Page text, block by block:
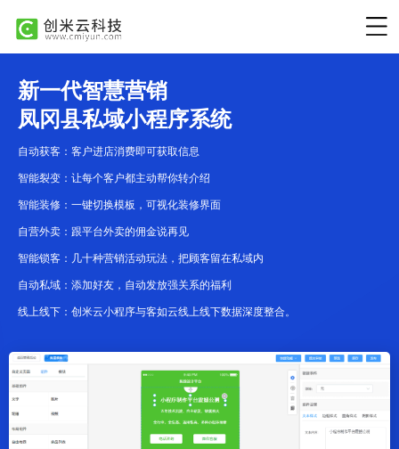
新一代智慧营销
凤冈县私域小程序系统
自动获客：客户进店消费即可获取信息
智能裂变：让每个客户都主动帮你转介绍
智能装修：一键切换模板，可视化装修界面
自营外卖：跟平台外卖的佣金说再见
智能锁客：几十种营销活动玩法，把顾客留在私域内
自动私域：添加好友，自动发放强关系的福利
线上线下：创米云小程序与客如云线上线下数据深度整合。